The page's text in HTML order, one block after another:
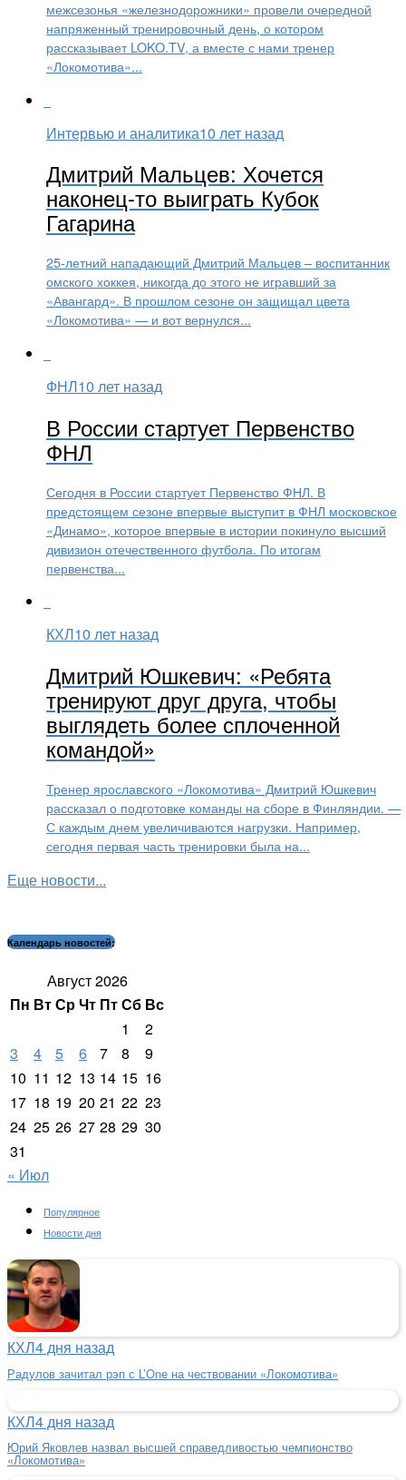
межсезонья «железнодорожники» провели очередной
напряженный тренировочный день, о котором
рассказывает LOKO.TV, а вместе с нами тренер
«Локомотива»...
Интервью и аналитика10 лет назад
Дмитрий Мальцев: Хочется
наконец-то выиграть Кубок
Гагарина
25-летний нападающий Дмитрий Мальцев – воспитанник
омского хоккея, никогда до этого не игравший за
«Авангард». В прошлом сезоне он защищал цвета
«Локомотива» — и вот вернулся...
ФНЛ10 лет назад
В России стартует Первенство
ФНЛ
Сегодня в России стартует Первенство ФНЛ. В
предстоящем сезоне впервые выступит в ФНЛ московское
«Динамо», которое впервые в истории покинуло высший
дивизион отечественного футбола. По итогам
первенства...
КХЛ10 лет назад
Дмитрий Юшкевич: «Ребята
тренируют друг друга, чтобы
выглядеть более сплоченной
командой»
Тренер ярославского «Локомотива» Дмитрий Юшкевич
рассказал о подготовке команды на сборе в Финляндии. —
С каждым днем увеличиваются нагрузки. Например,
сегодня первая часть тренировки была на...
Еще новости...
Календарь новостей:
Август 2026
Пн ВтСрЧт ПтСб Вс
1
2
3
4 5 6 7 8
9
10 11 12 13 14 15 16
17 18 19 20 21 22 23
24 25 26 27 28 29 30
31
« Июл
Популярное
Новости дня
КХЛ4 дня назад
Радулов зачитал рэп с L’One на чествовании «Локомотива»
КХЛ4 дня назад
Юрий Яковлев назвал высшей справедливостью чемпионство
«Локомотива»